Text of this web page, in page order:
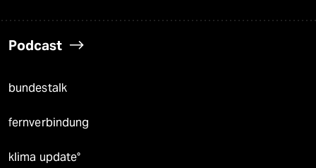
Podcast
bundestalk
fernverbindung
klima update°